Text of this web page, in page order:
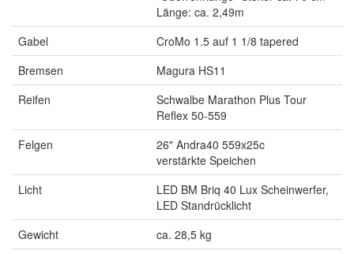
Länge: ca. 2,49m
Gabel
CroMo 1.5 auf 1 1/8 tapered
Bremsen
Magura HS11
Reifen
Schwalbe Marathon Plus Tour
Reflex 50-559
Felgen
26" Andra40 559x25c
verstärkte Speichen
Licht
LED BM Briq 40 Lux Scheinwerfer,
LED Standrücklicht
Gewicht
ca. 28,5 kg